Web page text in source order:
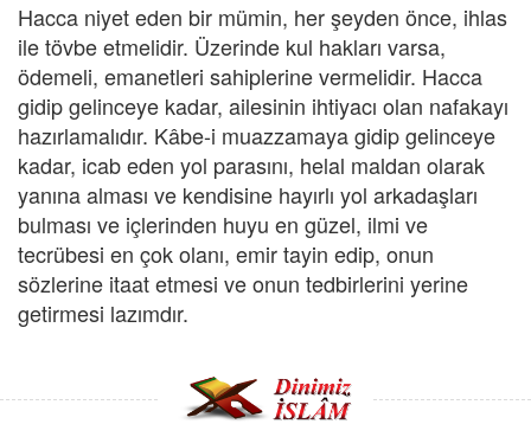
Hacca niyet eden bir mümin, her şeyden önce, ihlas
ile tövbe etmelidir. Üzerinde kul hakları varsa,
ödemeli, emanetleri sahiplerine vermelidir. Hacca
gidip gelinceye kadar, ailesinin ihtiyacı olan nafakayı
hazırlamalıdır. Kâbe-i muazzamaya gidip gelinceye
kadar, icab eden yol parasını, helal maldan olarak
yanına alması ve kendisine hayırlı yol arkadaşları
bulması ve içlerinden huyu en güzel, ilmi ve
tecrübesi en çok olanı, emir tayin edip, onun
sözlerine itaat etmesi ve onun tedbirlerini yerine
getirmesi lazımdır.